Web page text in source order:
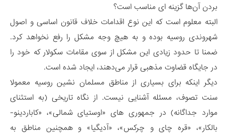
بردن آن‌ها گزینه ای مناسب است؟
البته معلوم است که این نوع اقدامات خلاف قانون اساسی و اصول
شهروندی روسیه بوده و به هیچ وجه مشکل را رفع نخواهد کرد.
ضمنا تا حدود زیادی این مشکل از سوی مقامات سکولار که خود را
در جایگاه قضاوت مذهبی قرار می‌دهند، ایجاد شده است.
دیگر اینکه برای بسیاری از مناطق مسلمان نشین روسیه معمولا
سنت تصوف، مسئله آشنایی نیست. از نگاه تاریخی (به استثنای
موارد جداگانه) در جمهوری های «اوستیای شمالی»، «کاباردینو-
بالکار»، «قره چای و چرکس»، «آدیگیا» و همچنین مناطق به